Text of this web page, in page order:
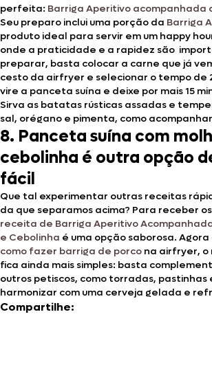
perfeita: Barriga Aperitivo acompanhada
Seu preparo inclui uma porção da Barriga
produto ideal para servir em um happy
onde a praticidade e a rapidez são
preparar, basta colocar a carne que já
cesto da airfryer e selecionar o tempo de
vire a panceta suína e deixe por mais 15
Sirva as batatas rústicas assadas e
sal, orégano e pimenta, como
8. Panceta suína com
cebolinha é outra opção
fácil
Que tal experimentar outras receitas
da que separamos acima? Para receber
receita de Barriga Aperitivo
e Cebolinha é uma opção saborosa.
como fazer barriga de porco na airfryer, o
fica ainda mais simples: basta
outros petiscos, como torradas, pastinhas
harmonizar com uma cerveja gelada e
Compartilhe: